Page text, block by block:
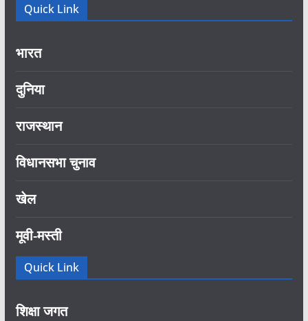
Quick Link
भारत
दुनिया
राजस्थान
विधानसभा चुनाव
खेल
मूवी-मस्ती
Quick Link
शिक्षा जगत